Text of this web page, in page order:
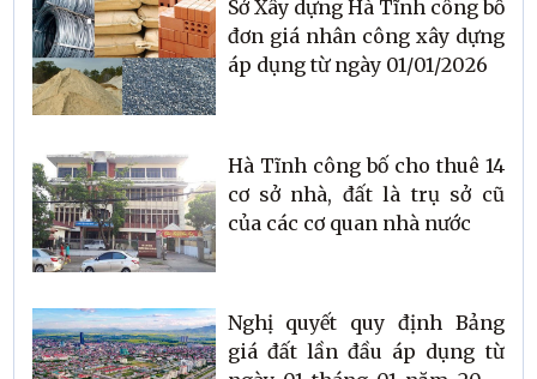
Sở Xây dựng Hà Tĩnh công bố
đơn giá nhân công xây dựng
áp dụng từ ngày 01/01/2026
Hà Tĩnh công bố cho thuê 14
cơ sở nhà, đất là trụ sở cũ
của các cơ quan nhà nước
Nghị quyết quy định Bảng
giá đất lần đầu áp dụng từ